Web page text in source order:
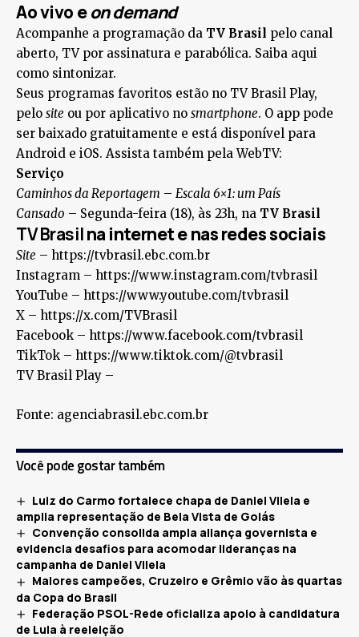
Ao vivo eon demand
Acompanhe a programação da TV Brasil pelo canal
aberto, TV por assinatura e parabólica. Saiba aqui
como sintonizar.
Seus programas favoritos estão no TV Brasil Play,
pelo site ou por aplicativo no smartphone. O app pode
ser baixado gratuitamente e está disponível para
Android e iOS. Assista também pela WebTV:
Serviço
Caminhos da Reportagem – Escala 6×1: um País
Cansado – Segunda-feira (18), às 23h, na TV Brasil
TV Brasilna internet e nas redes sociais
Site – https://tvbrasil.ebc.com.br
Instagram – https://www.instagram.com/tvbrasil
YouTube – https://www.youtube.com/tvbrasil
X – https://x.com/TVBrasil
Facebook – https://www.facebook.com/tvbrasil
TikTok – https://www.tiktok.com/@tvbrasil
TV Brasil Play –
Fonte: agenciabrasil.ebc.com.br
Você pode gostar também
Luiz do Carmo fortalece chapa de Daniel Vilela e
amplia representação de Bela Vista de Goiás
Convenção consolida ampla aliança governista e
evidencia desafios para acomodar lideranças na
campanha de Daniel Vilela
Maiores campeões, Cruzeiro e Grêmio vão às quartas
da Copa do Brasil
Federação PSOL-Rede oficializa apoio à candidatura
de Lula à reeleição